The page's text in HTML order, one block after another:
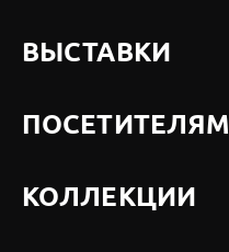
ВЫСТАВКИ
ПОСЕТИТЕЛЯМ
КОЛЛЕКЦИИ